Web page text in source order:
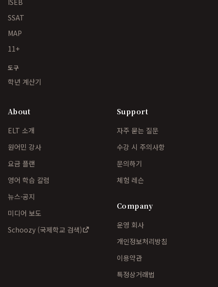
ISEB
SSAT
MAP
11+
도구
학년 계산기
About
ELT 소개
원어민 강사
요금 플랜
영어 학습 칼럼
뉴스·공지
미디어 보도
Schoozy (국제학교 검색)
Support
자주 묻는 질문
수강 시 주의사항
문의하기
체험 레슨
Company
운영 회사
개인정보처리방침
이용약관
특정상거래법